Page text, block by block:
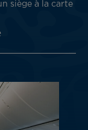
siège à la carte